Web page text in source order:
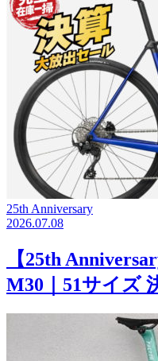
25th Anniversary
2026.07.08
【25th
M30｜51サイズ